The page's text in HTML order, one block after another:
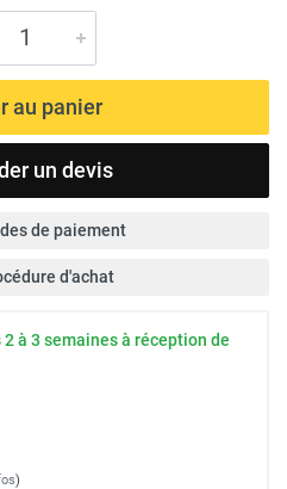
au panier
un devis
de paiement
d'achat
à 3 semaines à réception de
)